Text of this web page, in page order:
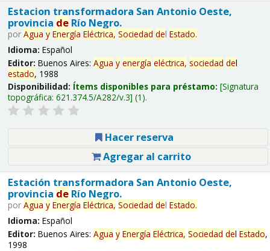
Estacion transformadora San Antonio Oeste,
provincia deRío Negro.
por Agua y Energía Eléctrica, Sociedad del Estado.
Idioma: Español
Editor: Buenos Aires: Agua y energía eléctrica, sociedad del
estado, 1988
Disponibilidad: Ítems disponibles para préstamo: Signatura
topográfica: 621.374.5/A282/v.3 (1).
Hacer reserva
Agregar al carrito
Estación transformadora San Antonio Oeste,
provincia deRío Negro.
por Agua y Energía Eléctrica, Sociedad del Estado.
Idioma: Español
Editor: Buenos Aires: Agua y Energía Eléctrica, Sociedad del Estado,
1998